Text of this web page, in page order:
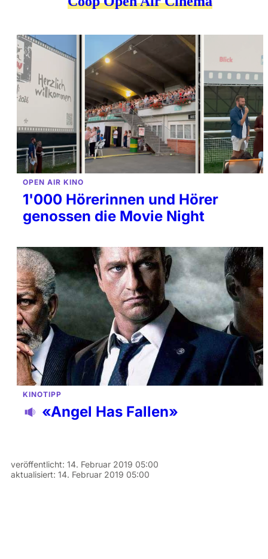
OPEN AIR KINO
1'000 Hörerinnen und Hörer
genossen die Movie Night
KINOTIPP
«Angel Has Fallen»
veröffentlicht: 14. Februar 2019 05:00
aktualisiert: 14. Februar 2019 05:00